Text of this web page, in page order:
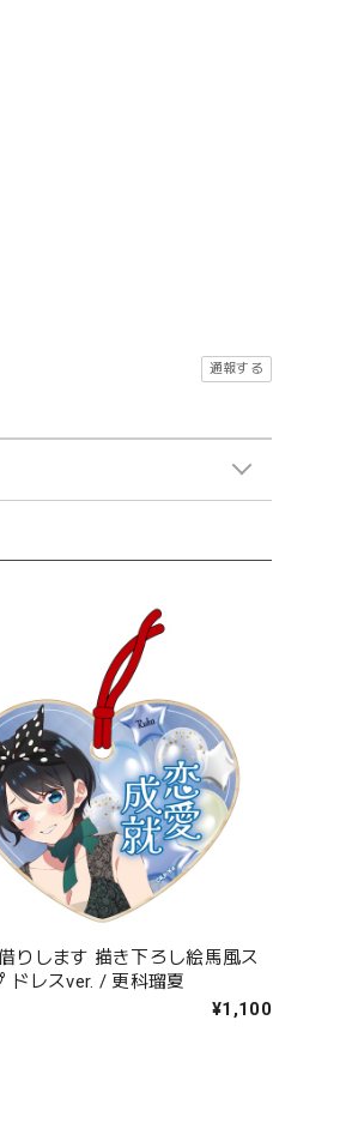
通報する
りします 描き下ろし絵馬風ス
ドレスver. / 更科瑠夏
¥1,100